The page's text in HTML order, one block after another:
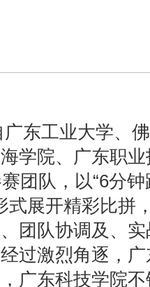
东工业大学、
学院、广东职
团队，以“6分
式展开精彩比拼
团队协调及、
过激烈角逐，
广东科技学院